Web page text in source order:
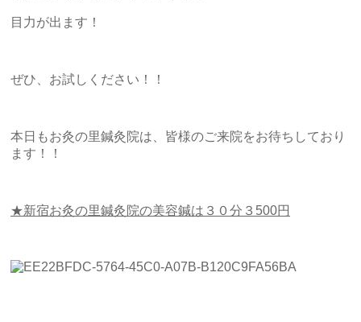
目力が出ます！
ぜひ、お試しください！！
本日もお灸の里鍼灸院は、皆様のご来院をお待ちしており
ます！！
★新宿お灸の里鍼灸院の美容鍼は３０分３500円